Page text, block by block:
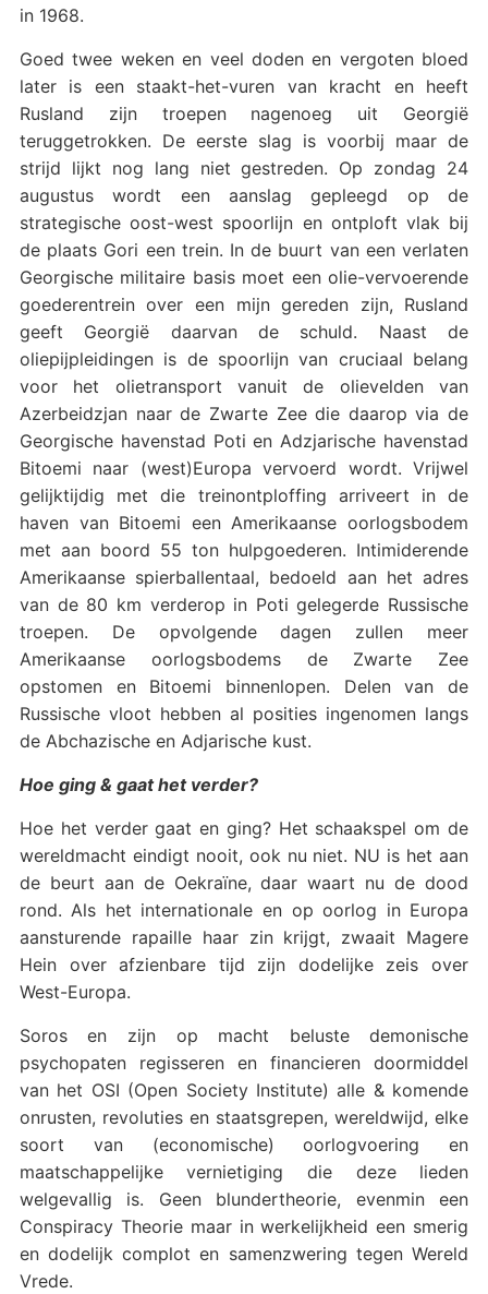
in 1968.
Goed twee weken en veel doden en vergoten bloed
later is een staakt-het-vuren van kracht en heeft
Rusland zijn troepen nagenoeg uit Georgië
teruggetrokken. De eerste slag is voorbij maar de
strijd lijkt nog lang niet gestreden. Op zondag 24
augustus wordt een aanslag gepleegd op de
strategische oost-west spoorlijn en ontploft vlak bij
de plaats Gori een trein. In de buurt van een verlaten
Georgische militaire basis moet een olie-vervoerende
goederentrein over een mijn gereden zijn, Rusland
geeft Georgië daarvan de schuld. Naast de
oliepijpleidingen is de spoorlijn van cruciaal belang
voor het olietransport vanuit de olievelden van
Azerbeidzjan naar de Zwarte Zee die daarop via de
Georgische havenstad Poti en Adzjarische havenstad
Bitoemi naar (west)Europa vervoerd wordt. Vrijwel
gelijktijdig met die treinontploffing arriveert in de
haven van Bitoemi een Amerikaanse oorlogsbodem
met aan boord 55 ton hulpgoederen. Intimiderende
Amerikaanse spierballentaal, bedoeld aan het adres
van de 80 km verderop in Poti gelegerde Russische
troepen. De opvolgende dagen zullen meer
Amerikaanse oorlogsbodems de Zwarte Zee
opstomen en Bitoemi binnenlopen. Delen van de
Russische vloot hebben al posities ingenomen langs
de Abchazische en Adjarische kust.
Hoe ging & gaat het verder?
Hoe het verder gaat en ging? Het schaakspel om de
wereldmacht eindigt nooit, ook nu niet. NU is het aan
de beurt aan de Oekraïne, daar waart nu de dood
rond. Als het internationale en op oorlog in Europa
aansturende rapaille haar zin krijgt, zwaait Magere
Hein over afzienbare tijd zijn dodelijke zeis over
West-Europa.
Soros en zijn op macht beluste demonische
psychopaten regisseren en financieren doormiddel
van het OSI (Open Society Institute) alle & komende
onrusten, revoluties en staatsgrepen, wereldwijd, elke
soort van (economische) oorlogvoering en
maatschappelijke vernietiging die deze lieden
welgevallig is. Geen blundertheorie, evenmin een
Conspiracy Theorie maar in werkelijkheid een smerig
en dodelijk complot en samenzwering tegen Wereld
Vrede.